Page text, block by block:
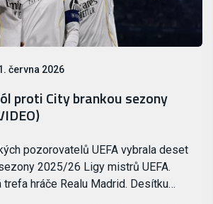
června 2026
proti City brankou sezony
pozorovatelů UEFA vybrala deset
2025/26 Ligy mistrů UEFA.
hráče Realu Madrid. Desítku…